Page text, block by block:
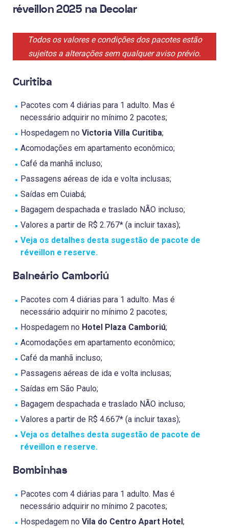
réveillon 2025 na Decolar
Todos os valores e condições dos pacotes estão
sujeitos a alterações sem qualquer aviso prévio.
Curitiba
Pacotes com 4 diárias para 1 adulto. Mas é
necessário adquirir no mínimo 2 pacotes;
Hospedagem no Victoria Villa Curitiba;
Acomodações em apartamento econômico;
Café da manhã incluso;
Passagens aéreas de ida e volta inclusas;
Saídas em Cuiabá;
Bagagem despachada e traslado NÃO incluso;
Valores a partir de R$ 2.767* (a incluir taxas);
Veja os detalhes desta sugestão de pacote de
réveillon e reserve.
Balneário Camboriú
Pacotes com 4 diárias para 1 adulto. Mas é
necessário adquirir no mínimo 2 pacotes;
Hospedagem no Hotel Plaza Camboriú;
Acomodações em apartamento econômico;
Café da manhã incluso;
Passagens aéreas de ida e volta inclusas;
Saídas em São Paulo;
Bagagem despachada e traslado NÃO incluso;
Valores a partir de R$ 4.667* (a incluir taxas);
Veja os detalhes desta sugestão de pacote de
réveillon e reserve.
Bombinhas
Pacotes com 4 diárias para 1 adulto. Mas é
necessário adquirir no mínimo 2 pacotes;
Hospedagem no Vila do Centro Apart Hotel;